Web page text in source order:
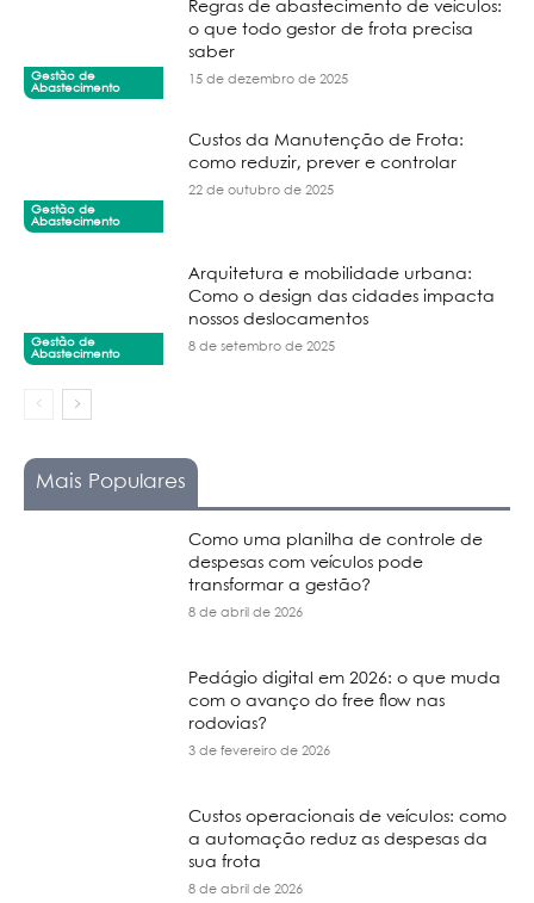
Gestão de
Abastecimento
Regras de abastecimento de veículos:
o que todo gestor de frota precisa
saber
15 de dezembro de 2025
Gestão de
Abastecimento
Custos da Manutenção de Frota:
como reduzir, prever e controlar
22 de outubro de 2025
Gestão de
Abastecimento
Arquitetura e mobilidade urbana:
Como o design das cidades impacta
nossos deslocamentos
8 de setembro de 2025
Mais Populares
Como uma planilha de controle de
despesas com veículos pode
transformar a gestão?
8 de abril de 2026
Pedágio digital em 2026: o que muda
com o avanço do free flow nas
rodovias?
3 de fevereiro de 2026
Custos operacionais de veículos: como
a automação reduz as despesas da
sua frota
8 de abril de 2026